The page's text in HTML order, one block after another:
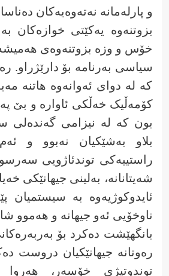
و پارلەمانە نەتەوەیەکان
بزوتنەوە یەکێتی خوازەکان
خۆس و وزە بزوتنەوەی
سیاسی بەرنامە بۆ دارێژراو.
کە لە دوای ئەوانەوە هاتنە
کۆمەڵیک خەڵکی ئاوارە و بێ
بون کە لە نیزامی
بلاو بەشێکیان نەبوو و
راستییەکی توندئاژویی
شەیتانانە، بەلینی جیهانێکی
ئایدوکوژیەوە بە سیستمیان
ناوخۆیی ئەو جیهانە و هەموو
بانگهێشت دەکرد بۆ
رەوتانە جیهانێکیان دروست
توندوتیژی خۆسەر،